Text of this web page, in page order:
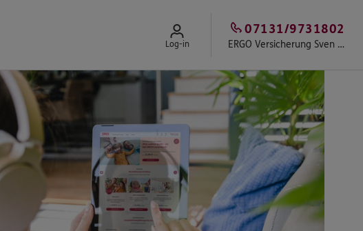
Log-in ERGO Versicherung Sven Breiter
07131/9731802